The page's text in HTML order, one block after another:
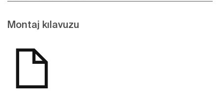
Montaj kılavuzu